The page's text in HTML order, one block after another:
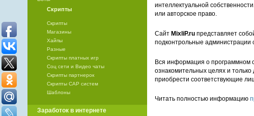
интеллектуальной
или авторское право.
Сайт MixliP.ruпредставляет
подконтрольные администрации
Вся информация о программном
ознакомительных целях и
приобрести соответствующие
Читать полностью информацию
Скрипты
Скрипты
Магазины
Хайпы
Разные
Скрипты платных игр
Соц сети и Видео чаты
Скрипты партнерок
Скрипты САР систем
Шаблоны
Заработок в интернете